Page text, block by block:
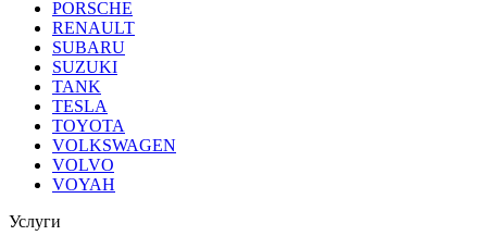
PORSCHE
RENAULT
SUBARU
SUZUKI
TANK
TESLA
TOYOTA
VOLKSWAGEN
VOLVO
VOYAH
Услуги